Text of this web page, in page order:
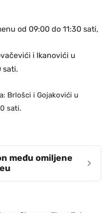
od 09:00 do 11:30 sati,
i Ikanovići u
sati.
Brlošci i Gojakovići u
sati.
među omiljene
›